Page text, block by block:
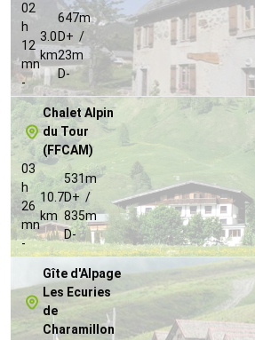
02
h
12
mn
-
3.0
km
647m
D+ /
23m
D-
Chalet Alpin
du Tour
(FFCAM)
03
h
26
mn
-
10.7
km
531m
D+ /
835m
D-
Gîte d'Alpage
Les Ecuries
de
Charamillon